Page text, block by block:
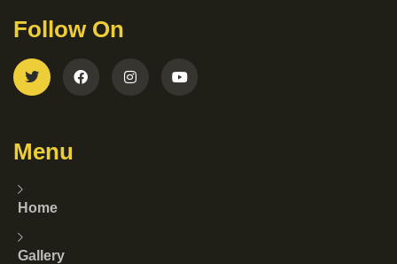
Follow On
Menu
Home
Gallery